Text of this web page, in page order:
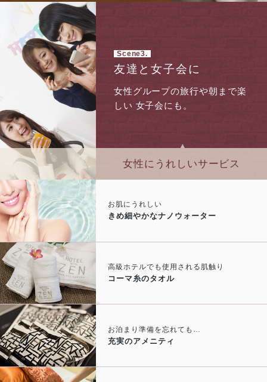
Scene3.
友達と女子会に
女性グループの旅行や朝まで楽
しい 女子会にも。
女性にうれしいサービス
お肌にうれしい
きめ細やかなナノウォーター
高級ホテルでも使用される肌触り
コーマ糸のタオル
お泊まり準備を忘れても…
充実のアメニティ